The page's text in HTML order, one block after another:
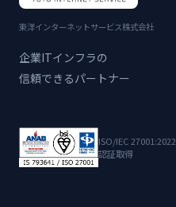
東洋インターネットサービス株式会社
企業ITインフラの
信頼できるパートナー
ISO/IEC 27001:2022
認証取得